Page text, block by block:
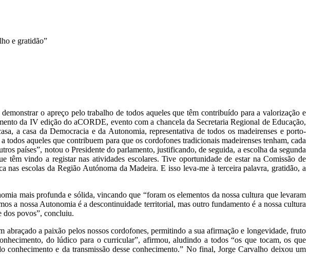
e gratidão”
o apreço pelo trabalho de todos aqueles que têm contribuído para a valorização e
da IV edição do aCORDE, evento com a chancela da Secretaria Regional de Educação,
a casa da Democracia e da Autonomia, representativa de todos os madeirenses e porto-
aqueles que contribuem para que os cordofones tradicionais madeirenses tenham, cada
países”, notou o Presidente do parlamento, justificando, de seguida, a escolha da segunda
vindo a registar nas atividades escolares. Tive oportunidade de estar na Comissão de
escolas da Região Autónoma da Madeira. E isso leva-me à terceira palavra, gratidão, a
mais profunda e sólida, vincando que “foram os elementos da nossa cultura que levaram
a nossa Autonomia é a descontinuidade territorial, mas outro fundamento é a nossa cultura
dos povos”, concluiu.
a paixão pelos nossos cordofones, permitindo a sua afirmação e longevidade, fruto
do lúdico para o curricular”, afirmou, aludindo a todos “os que tocam, os que
e da transmissão desse conhecimento.” No final, Jorge Carvalho deixou um